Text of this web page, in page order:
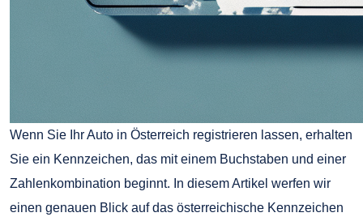
Wenn Sie Ihr Auto in Österreich registrieren lassen, erhalten
Sie ein Kennzeichen, das mit einem Buchstaben und einer
Zahlenkombination beginnt. In diesem Artikel werfen wir
einen genauen Blick auf das österreichische Kennzeichen